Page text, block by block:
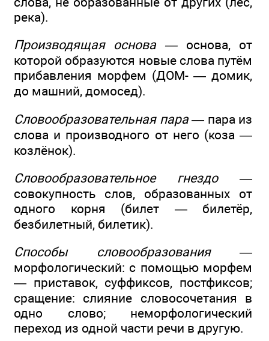
река).
Производящая основа —основа, от
которой образуются новые слова путём
прибавления морфем (ДОМ- — домик,
до машний, домосед).
Словообразовательная пара — пара из
слова и производного от него (коза —
козлёнок).
Словообразовательное гнездо —
совокупность слов, образованных от
одного корня (билет — билетёр,
безбилетный, билетик).
Способы словообразования —
морфологический: с помощью морфем
— приставок, суффиксов, постфиксов;
сращение: слияние словосочетания в
одно слово; неморфологический
переход из одной части речи в другую.